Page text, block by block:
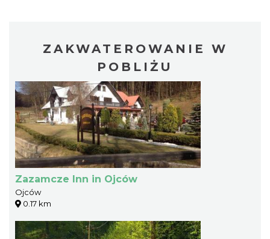
ZAKWATEROWANIE W
POBLIŻU
Zazamcze Inn in Ojców
Ojców
0.17 km